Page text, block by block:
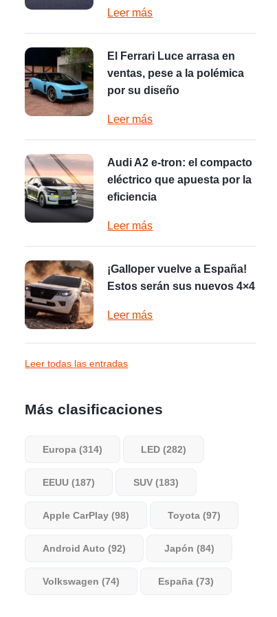
Leer más
El Ferrari Luce arrasa en
ventas, pese a la polémica
por su diseño
Leer más
Audi A2 e-tron: el compacto
eléctrico que apuesta por la
eficiencia
Leer más
¡Galloper vuelve a España!
Estos serán sus nuevos 4×4
Leer más
Leer todas las entradas
Más clasificaciones
Europa (314) LED (282)
EEUU (187) SUV (183)
Apple CarPlay (98) Toyota (97)
Android Auto (92) Japón (84)
Volkswagen (74) España (73)